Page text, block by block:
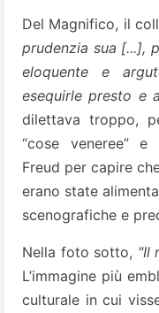
Del Magnifico, il
prudenzia sua [...],
eloquente e
esequirle presto e
dilettava troppo,
“cose veneree” e
Freud per capire
erano state
scenografiche e
Nella foto sotto, "Il
L’immagine più
culturale in cui